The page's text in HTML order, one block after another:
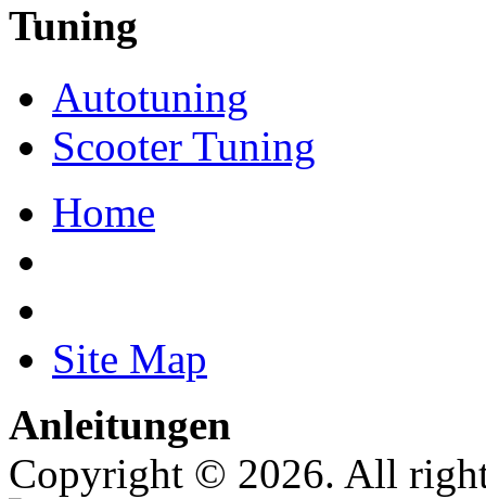
Tuning
Autotuning
Scooter Tuning
Home
Site Map
Anleitungen
Copyright © 2026. All